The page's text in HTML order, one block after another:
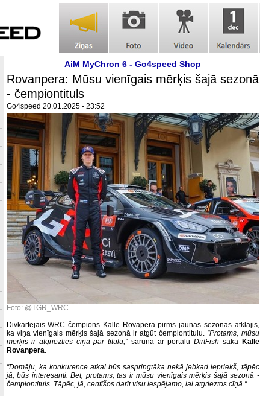
AiM MyChron 6 - Go4speed Shop
Rovanpera: Mūsu vienīgais mērķis šajā sezonā
- čempiontituls
Go4speed 20.01.2025 - 23:52
Foto: @TGR_WRC
Divkārtējais WRC čempions Kalle Rovapera pirms jaunās sezonas atklājis,
ka viņa vienīgais mērķis šajā sezonā ir atgūt čempiontitulu. ''Protams, mūsu
mērķis ir atgriezties cīņā par titulu,''sarunā ar portāluDirtFish saka Kalle
Rovanpera.
''Domāju, ka konkurence atkal būs saspringtāka nekā jebkad iepriekš, tāpēc
jā, būs interesanti. Bet, protams, tas ir mūsu vienīgais mērķis šajā sezonā -
čempiontituls. Tāpēc, jā, centīšos darīt visu iespējamo, lai atgrieztos cīņā.''